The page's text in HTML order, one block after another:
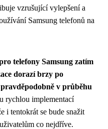
vzrušující vylepšení a
Samsung telefonů na
telefony Samsung zatím
dorazí brzy po
v průběhu
rychlou implementací
i tentokrát se bude snažit
co nejdříve.